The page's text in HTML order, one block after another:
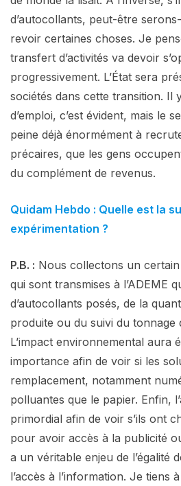
d’autocollants, peut-être
revoir certaines choses. Je
transfert d’activités va devoir
progressivement. L’État sera
sociétés dans cette transition. Il
d’emploi, c’est évident, mais le
peine déjà énormément à
précaires, que les gens
du complément de revenus.
Quidam Hebdo : Quelle est la
expérimentation ?
P.B. : Nous collectons un
qui sont transmises à l’ADEME
d’autocollants posés, de la
produite ou du suivi du tonnage
L’impact environnemental aura
importance afin de voir si les
remplacement, notamment
polluantes que le papier. Enfin,
primordial afin de voir s’ils ont
pour avoir accès à la publicité
a un véritable enjeu de l’égalité
l’accès à l’information. Je tiens